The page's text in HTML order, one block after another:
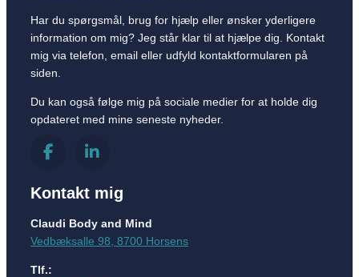
Har du spørgsmål, brug for hjælp eller ønsker yderligere
information om mig? Jeg står klar til at hjælpe dig. Kontakt
mig via telefon, email eller udfyld kontaktformularen på
siden.
Du kan også følge mig på sociale medier for at holde dig
opdateret med mine seneste nyheder.
Kontakt mig
Claudi Body and Mind
Vedbæksalle 98, 8700 Horsens
Tlf.: